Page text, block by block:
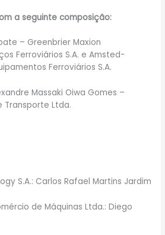
a seguinte composição:
– Greenbrier Maxion
Ferroviários S.A. e Amsted-
Ferroviários S.A.
Massaki Oiwa Gomes –
Transporte Ltda.
S.A.: Carlos Rafael Martins Jardim
de Máquinas Ltda.: Diego